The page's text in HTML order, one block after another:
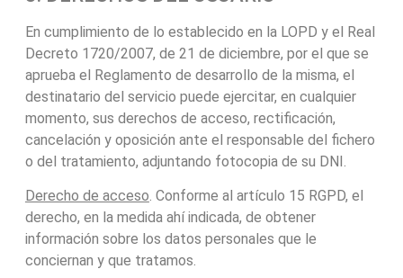
En cumplimiento de lo establecido en la LOPD y el Real
Decreto 1720/2007, de 21 de diciembre, por el que se
aprueba el Reglamento de desarrollo de la misma, el
destinatario del servicio puede ejercitar, en cualquier
momento, sus derechos de acceso, rectificación,
cancelación y oposición ante el responsable del fichero
o del tratamiento, adjuntando fotocopia de su DNI.
Derecho de acceso. Conforme al artículo 15 RGPD, el
derecho, en la medida ahí indicada, de obtener
información sobre los datos personales que le
conciernan y que tratamos.